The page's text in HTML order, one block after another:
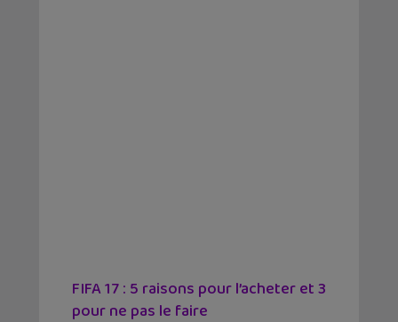
FIFA 17 : 5 raisons pour l’acheter et 3
pour ne pas le faire